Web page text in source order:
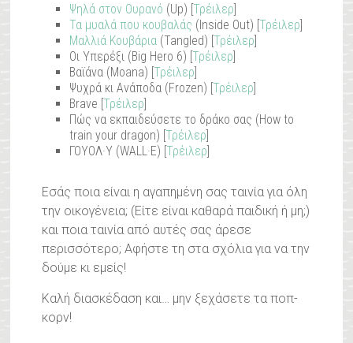
Ψηλά στον Ουρανό (Up) [Τρέιλερ]
Τα μυαλά που κουβαλάς (Inside Out) [Τρέιλερ]
Μαλλιά Κουβάρια (Tangled) [Τρέιλερ]
Οι Υπερέξι (Big Hero 6) [Τρέιλερ]
Βαϊάνα (Moana) [Τρέιλερ]
Ψυχρά κι Ανάποδα (Frozen) [Τρέιλερ]
Brave [Τρέιλερ]
Πώς να εκπαιδεύσετε το δράκο σας (How to
train your dragon) [Τρέιλερ]
ΓΟΥΟΛ·Υ (WALL·E) [Τρέιλερ]
Εσάς ποια είναι η αγαπημένη σας ταινία για όλη
την οικογένεια; (Είτε είναι καθαρά παιδική ή μη;)
και ποια ταινία από αυτές σας άρεσε
περισσότερο; Αφήστε τη στα σχόλια για να την
δούμε κι εμείς!
Καλή διασκέδαση και… μην ξεχάσετε τα ποπ-
κορν!